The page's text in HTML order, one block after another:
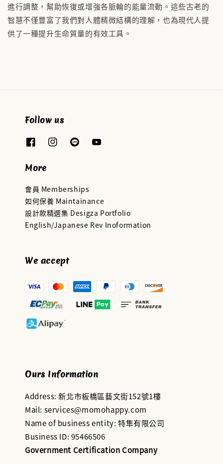
進行調整，幫助恢復或增強各脈輪的能量流動。這些古老的
智慧不僅豐富了我們對人體精微結構的理解，也為現代人提
供了一種提升生命質量的有效工具。
Follow us
More
會員 Memberships
如何保養 Maintainance
設計款精選集 Desigza Portfolio
English/Japanese Rev Inoformation
We accept
Ours Information
Address: 新北市板橋區藝文街152號1樓
Mail: services@momohappy.com
Name of business entity: 特隼有限公司
Business ID: 95466506
Government Certification Company